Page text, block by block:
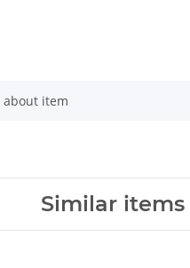
about item
Similar items